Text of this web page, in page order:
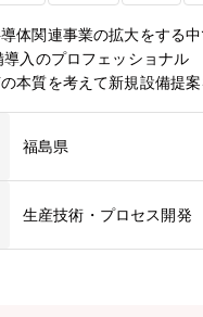
導体関連事業の拡大をする
入のプロフェッショナ
本質を考えて新規設備
等の業者指導を行っていた
せない基幹製品であり、最
土があります。【期待す
福島県
生産技術・プロセス開発